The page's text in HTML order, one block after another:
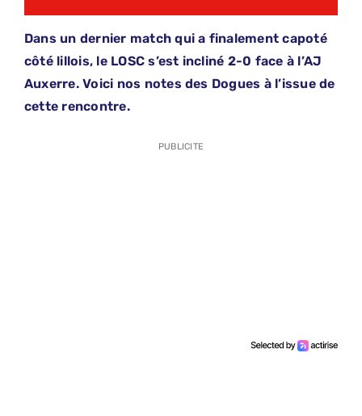
Dans un dernier match qui a finalement capoté
côté lillois, le LOSC s’est incliné 2-0 face à l’AJ
Auxerre. Voici nos notes des Dogues à l’issue de
cette rencontre.
PUBLICITE